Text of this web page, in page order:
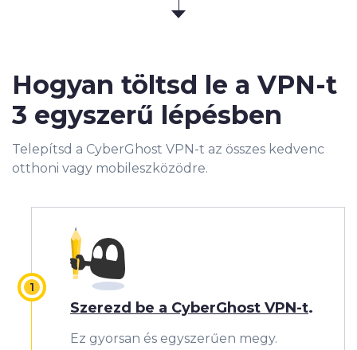
Hogyan töltsd le a VPN-t
3 egyszerű lépésben
Telepítsd a CyberGhost VPN-t az összes kedvenc
otthoni vagy mobileszközödre.
Szerezd be a CyberGhost VPN-t.
Ez gyorsan és egyszerűen megy.